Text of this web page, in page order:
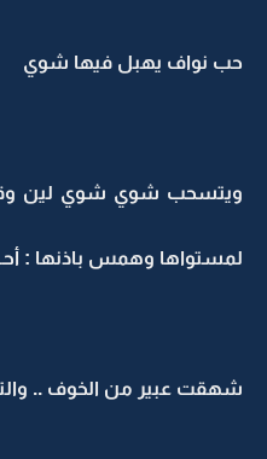
حب نواف يهبل فيها شوي
ويتسحب شوي شوي لين
لمستواها وهمس باذنها :
شهقت عبير من الخوف ..